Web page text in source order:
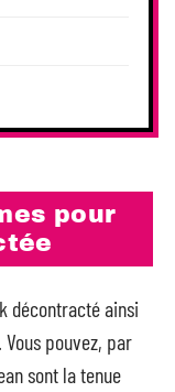
pour
décontracté ainsi
pouvez, par
sont la tenue